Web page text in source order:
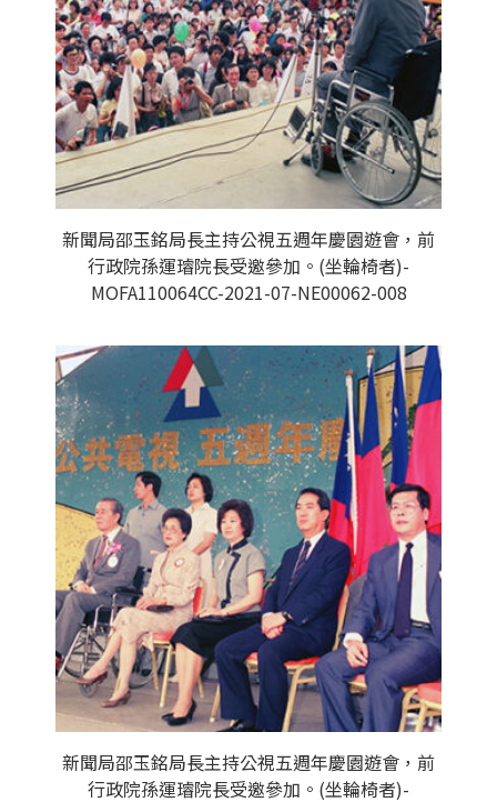
新聞局邵玉銘局長主持公視五週年慶園遊會，前
行政院孫運璿院長受邀參加。(坐輪椅者)-
MOFA110064CC-2021-07-NE00062-008
新聞局邵玉銘局長主持公視五週年慶園遊會，前
行政院孫運璿院長受邀參加。(坐輪椅者)-